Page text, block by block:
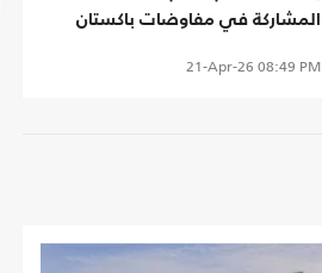
المشاركة في مفاوضات باكستان
21-Apr-26 08:49 PM